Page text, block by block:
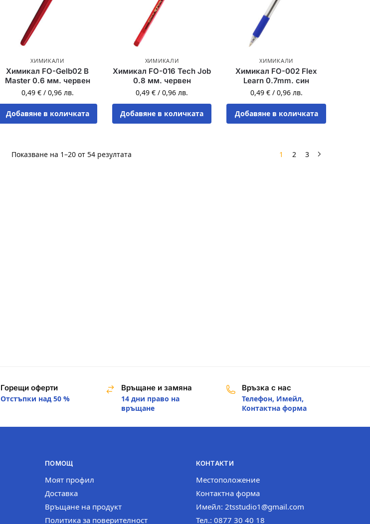
ХИМИКАЛИ
Химикал FO-Gelb02 B
Master 0.6 мм. червен
0,49 € / 0,96 лв.
Добавяне в количката
ХИМИКАЛИ
Химикал FO-016 Tech Job
0.8 мм. червен
0,49€ /0,96лв.
Добавяне в количката
ХИМИКАЛИ
Химикал FO-002 Flex
Learn 0.7mm. син
0,49 € / 0,96 лв.
Добавяне в количката
Показване на 1–20 от 54 резултата 1 2 3
Горещи оферти
Отстъпки над 50 %
Връщане и замяна
14 дни право на
връщане
Връзка с нас
Телефон, Имейл,
Контактна форма
ПОМОЩ
Моят профил
Доставка
Връщане на продукт
Политика за поверителност
КОНТАКТИ
Местоположение
Контактна форма
Имейл: 2tsstudio1@gmail.com
Тел.: 0877 30 40 18